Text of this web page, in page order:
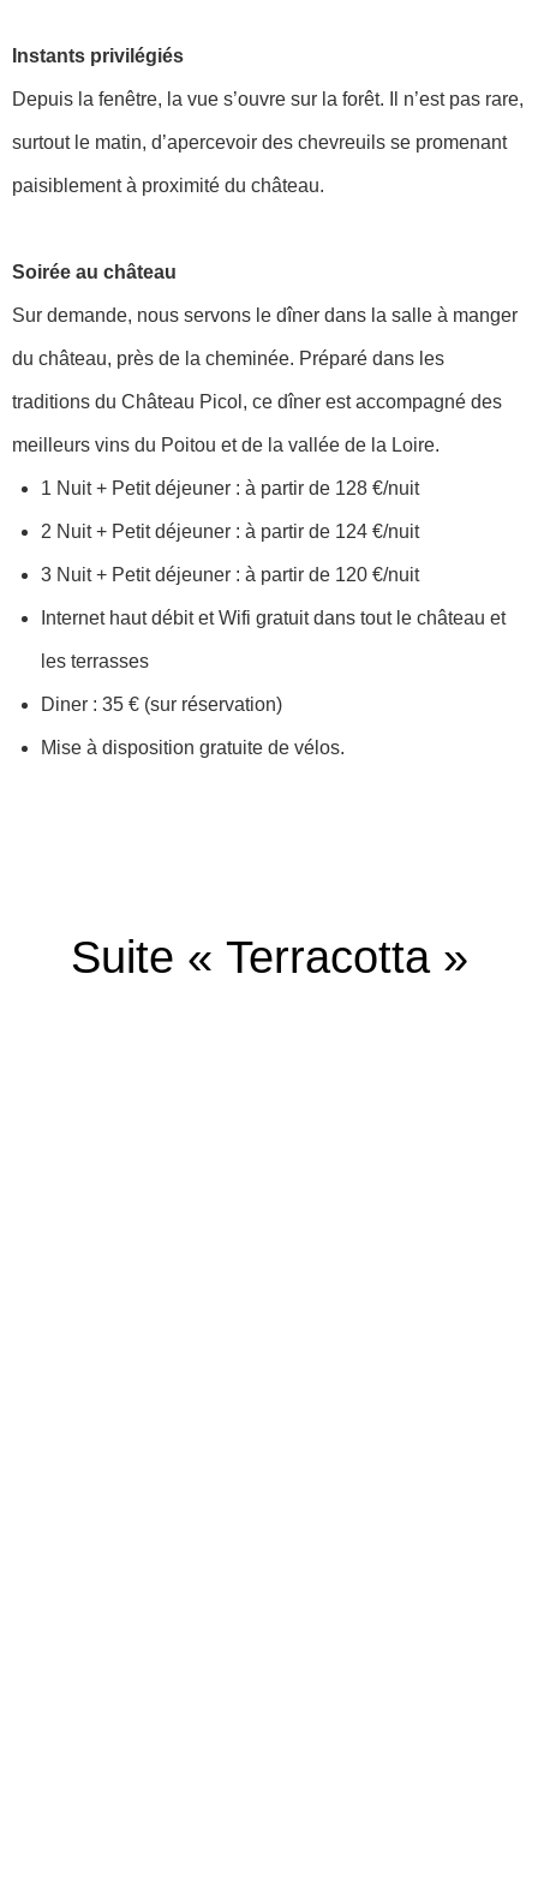
Instants privilégiés
Depuis la fenêtre, la vue s’ouvre sur la forêt. Il n’est pas rare,
surtout le matin, d’apercevoir des chevreuils se promenant
paisiblement à proximité du château.
Soirée au château
Sur demande, nous servons le dîner dans la salle à manger
du château, près de la cheminée. Préparé dans les
traditions du Château Picol, ce dîner est accompagné des
meilleurs vins du Poitou et de la vallée de la Loire.
1 Nuit + Petit déjeuner : à partir de 128 €/nuit
2 Nuit + Petit déjeuner : à partir de 124 €/nuit
3 Nuit + Petit déjeuner : à partir de 120 €/nuit
Internet haut débit et Wifi gratuit dans tout le château et
les terrasses
Diner : 35 € (sur réservation)
Mise à disposition gratuite de vélos.
Suite « Terracotta »